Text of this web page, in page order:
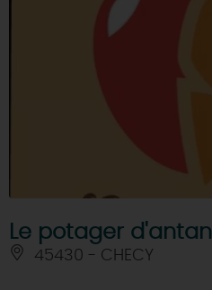
Le potager d'antan
45430 - CHECY